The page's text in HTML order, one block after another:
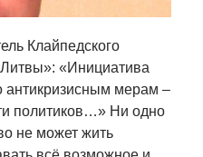
Клайпедского
«Инициатива
антикризисным мерам –
политиков…» Ни одно
не может жить